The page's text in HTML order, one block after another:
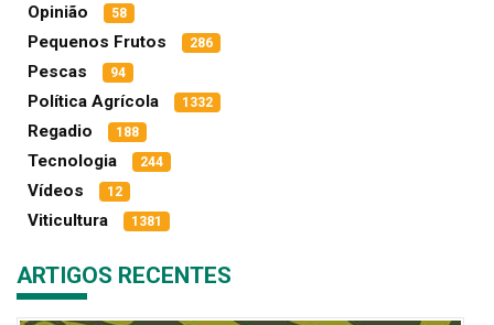
Opinião 58
Pequenos Frutos 286
Pescas 94
Política Agrícola 1332
Regadio 188
Tecnologia 244
Vídeos 12
Viticultura 1381
ARTIGOS RECENTES